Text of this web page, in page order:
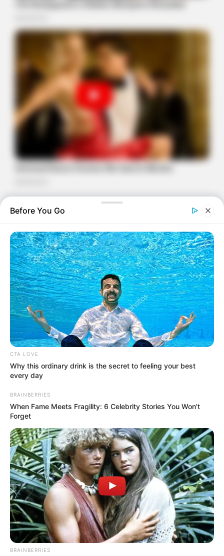
Una de las preguntas más comunes —pero
menos habladas— entre mujeres es:
Before You Go
CTA LOVE
Why this ordinary drink is the secret to feeling your best
every day
BRAINBERRIES
When Fame Meets Fragility: 6 Celebrity Stories You Won't
Forget
BRAINBERRIES